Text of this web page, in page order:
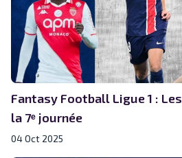
Fantasy Football Ligue 1 :
la 7ᵉ journée
04 Oct 2025